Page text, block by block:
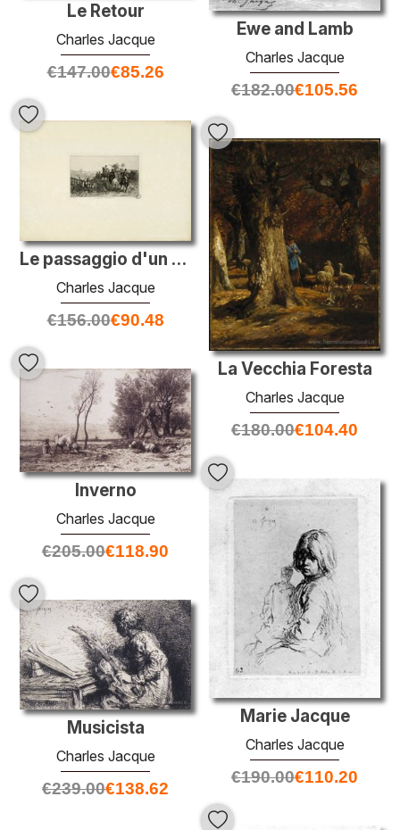
Ewe and Lamb
Charles Jacque
€182.00€105.56
Le Retour
Charles Jacque
€147.00€85.26
Le passaggio d'un ostacolo
Charles Jacque
€156.00€90.48
La Vecchia Foresta
Charles Jacque
€180.00€104.40
Inverno
Charles Jacque
€205.00€118.90
Marie Jacque
Charles Jacque
€190.00€110.20
Musicista
Charles Jacque
€239.00€138.62